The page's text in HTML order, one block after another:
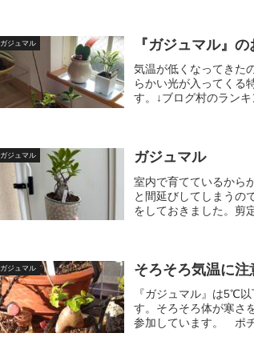
ガジュマル 『ガジュマル』
気温が低くなってきた
らかい光が入ってくる
す。↓ブログ村のラン
ガジュマル ガジュマル
室内で育てているから
と間延びしてしまうの
をしておきました。剪
ガジュマル そろそろ気温に注
『ガジュマル』は5℃
す。そろそろ体が寒さ
参加しています。 ポ